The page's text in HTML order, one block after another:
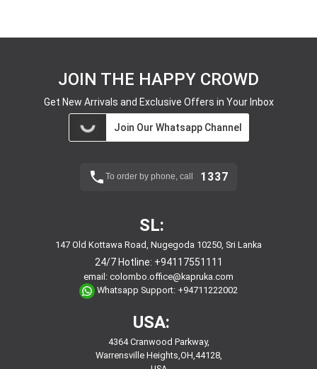
JOIN THE HAPPY CROWD
Get New Arrivals and Exclusive Offers in Your Inbox
Join Our Whatsapp Channel
To order by phone, call 1337
SL:
147 Old Kottawa Road, Nugegoda 10250, Sri Lanka
24/7 Hotline: +94117551111
email: colombo.office@kapruka.com
Whatsapp Support: +94711222002
USA:
4364 Cranwood Parkway,
Warrensville Heights,OH,44128,